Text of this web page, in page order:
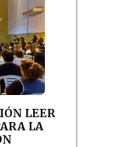
LEER
LA